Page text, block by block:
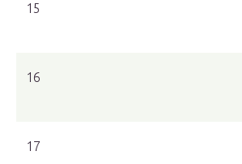
15
16
17